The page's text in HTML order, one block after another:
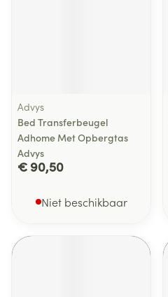
Advys
Bed Transferbeugel
Adhome Met Opbergtas
Advys
€ 90,50
Niet beschikbaar